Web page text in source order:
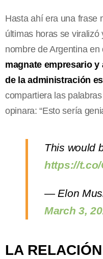
Hasta ahí era una frase
últimas horas se viralizó
nombre de Argentina en
magnate empresario
de la administración
compartiera las
opinara: “Esto sería
This would
https://
— Elon
March 3,
LA